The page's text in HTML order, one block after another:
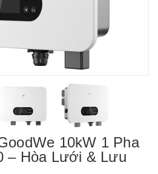
10kW 1 Pha
– Hòa Lưới & Lưu